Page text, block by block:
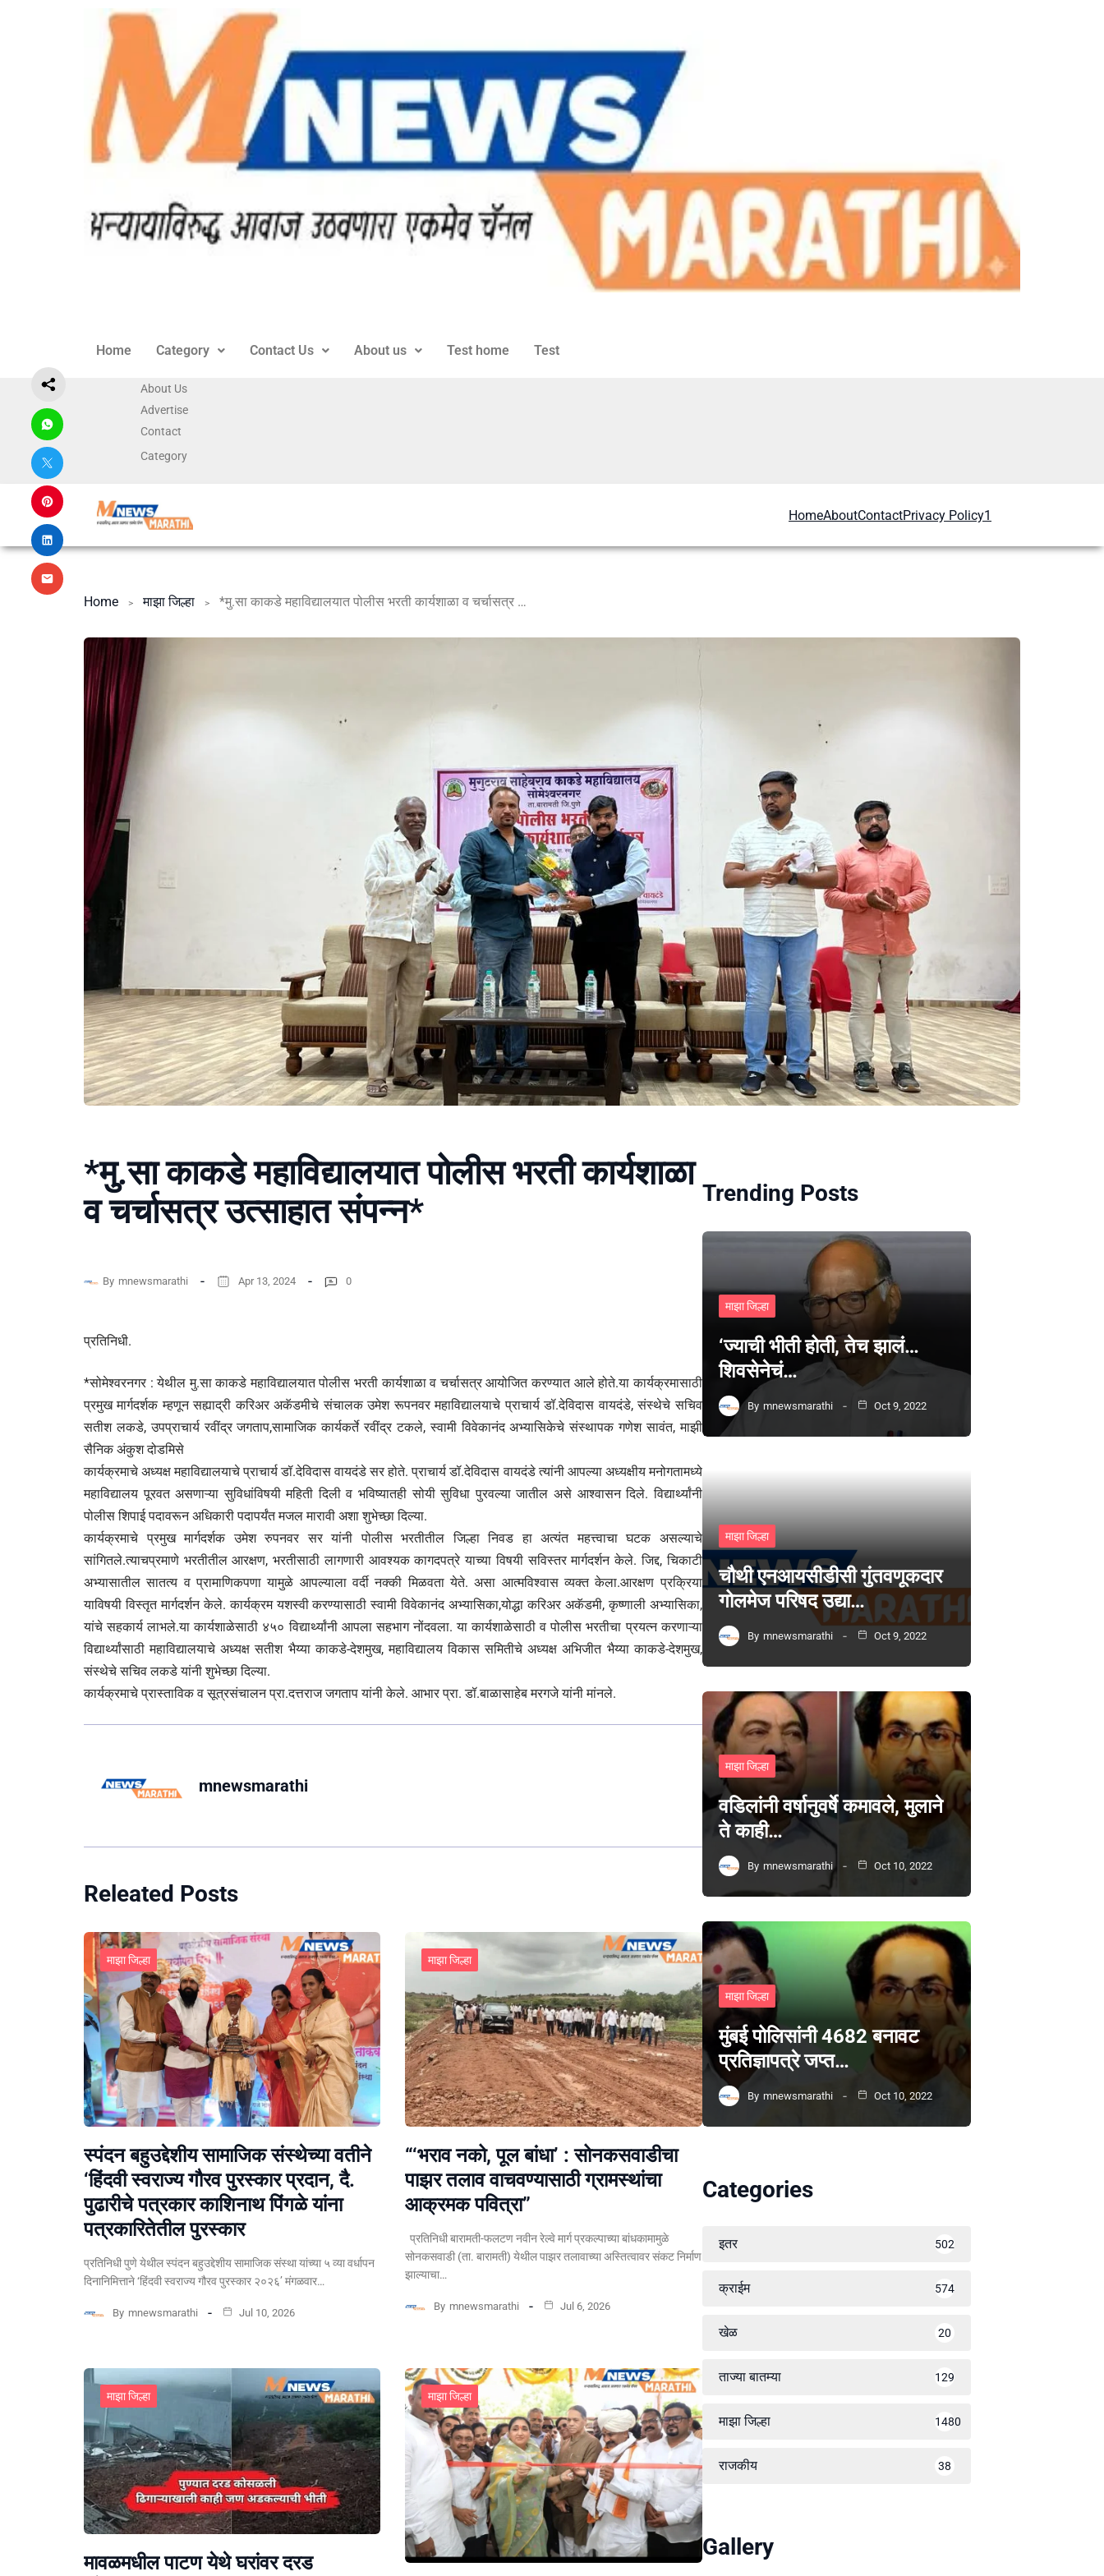
Home Category Contact Us About us Test home Test
About Us
Advertise
Contact
Category
HomeAboutContactPrivacy Policy1
Home माझा जिल्हा *मु.सा काकडे महाविद्यालयात पोलीस भरती कार्यशाळा व चर्चासत्र उत्साहात संपन्न*
*मु.सा काकडे महाविद्यालयात पोलीस भरती कार्यशाळा
व चर्चासत्र उत्साहात संपन्न*
By mnewsmarathi Apr 13, 2024 0
प्रतिनिधी.
*सोमेश्वरनगर : येथील मु.सा काकडे महाविद्यालयात पोलीस भरती कार्यशाळा व चर्चासत्र आयोजित करण्यात आले होते.या कार्यक्रमासाठी
प्रमुख मार्गदर्शक म्हणून सह्याद्री करिअर अकॅडमीचे संचालक उमेश रूपनवर महाविद्यालयाचे प्राचार्य डॉ.देविदास वायदंडे, संस्थेचे सचिव
सतीश लकडे, उपप्राचार्य रवींद्र जगताप,सामाजिक कार्यकर्ते रवींद्र टकले, स्वामी विवेकानंद अभ्यासिकेचे संस्थापक गणेश सावंत, माझी
सैनिक अंकुश दोडमिसे
कार्यक्रमाचे अध्यक्ष महाविद्यालयाचे प्राचार्य डॉ.देविदास वायदंडे सर होते. प्राचार्य डॉ.देविदास वायदंडे त्यांनी आपल्या अध्यक्षीय मनोगतामध्ये
महाविद्यालय पूरवत असणाऱ्या सुविधांविषयी महिती दिली व भविष्यातही सोयी सुविधा पुरवल्या जातील असे आश्वासन दिले. विद्यार्थ्यांनी
पोलीस शिपाई पदावरून अधिकारी पदापर्यंत मजल मारावी अशा शुभेच्छा दिल्या.
कार्यक्रमाचे प्रमुख मार्गदर्शक उमेश रुपनवर सर यांनी पोलीस भरतीतील जिल्हा निवड हा अत्यंत महत्त्वाचा घटक असल्याचे
सांगितले.त्याचप्रमाणे भरतीतील आरक्षण, भरतीसाठी लागणारी आवश्यक कागदपत्रे याच्या विषयी सविस्तर मार्गदर्शन केले. जिद्द, चिकाटी
अभ्यासातील सातत्य व प्रामाणिकपणा यामुळे आपल्याला वर्दी नक्की मिळवता येते. असा आत्मविश्वास व्यक्त केला.आरक्षण प्रक्रिया
याविषयी विस्तृत मार्गदर्शन केले. कार्यक्रम यशस्वी करण्यासाठी स्वामी विवेकानंद अभ्यासिका,योद्धा करिअर अकॅडमी, कृष्णाली अभ्यासिका,
यांचे सहकार्य लाभले.या कार्यशाळेसाठी ४५० विद्यार्थ्यांनी आपला सहभाग नोंदवला. या कार्यशाळेसाठी व पोलीस भरतीचा प्रयत्न करणाऱ्या
विद्यार्थ्यांसाठी महाविद्यालयाचे अध्यक्ष सतीश भैय्या काकडे-देशमुख, महाविद्यालय विकास समितीचे अध्यक्ष अभिजीत भैय्या काकडे-देशमुख,
संस्थेचे सचिव लकडे यांनी शुभेच्छा दिल्या.
कार्यक्रमाचे प्रास्ताविक व सूत्रसंचालन प्रा.दत्तराज जगताप यांनी केले. आभार प्रा. डॉ.बाळासाहेब मरगजे यांनी मांनले.
mnewsmarathi
Releated Posts
माझा जिल्हा
स्पंदन बहुउद्देशीय सामाजिक संस्थेच्या वतीने
‘हिंदवी स्वराज्य गौरव पुरस्कार प्रदान, दै.
पुढारीचे पत्रकार काशिनाथ पिंगळे यांना
पत्रकारितेतील पुरस्कार
प्रतिनिधी पुणे येथील स्पंदन बहुउद्देशीय सामाजिक संस्था यांच्या ५ व्या वर्धापन
दिनानिमित्ताने ‘हिंदवी स्वराज्य गौरव पुरस्कार २०२६’ मंगळवार…
By mnewsmarathi Jul 10, 2026
माझा जिल्हा
“‘भराव नको, पूल बांधा’ : सोनकसवाडीचा
पाझर तलाव वाचवण्यासाठी ग्रामस्थांचा
आक्रमक पवित्रा”
प्रतिनिधी बारामती-फलटण नवीन रेल्वे मार्ग प्रकल्पाच्या बांधकामामुळे
सोनकसवाडी (ता. बारामती) येथील पाझर तलावाच्या अस्तित्वावर संकट निर्माण
झाल्याचा…
By mnewsmarathi Jul 6, 2026
माझा जिल्हा
मावळमधील पाटण येथे घरांवर दरड
माझा जिल्हा
Trending Posts
माझा जिल्हा
‘ज्याची भीती होती, तेच झालं…
शिवसेनेचं…
By mnewsmarathi Oct 9, 2022
माझा जिल्हा
चौथी एनआयसीडीसी गुंतवणूकदार
गोलमेज परिषद उद्या…
By mnewsmarathi Oct 9, 2022
माझा जिल्हा
वडिलांनी वर्षानुवर्षे कमावले, मुलाने
ते काही…
By mnewsmarathi Oct 10, 2022
माझा जिल्हा
मुंबई पोलिसांनी 4682 बनावट
प्रतिज्ञापत्रे जप्त…
By mnewsmarathi Oct 10, 2022
Categories
इतर 502
क्राईम 574
खेळ 20
ताज्या बातम्या 129
माझा जिल्हा 1480
राजकीय 38
Gallery